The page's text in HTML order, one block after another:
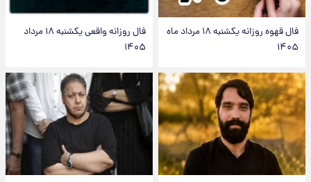
فال قهوه روزانه یکشنبه ۱۸ مرداد ماه
۱۴۰۵
فال روزانه واقعی یکشنبه ۱۸ مرداد
۱۴۰۵